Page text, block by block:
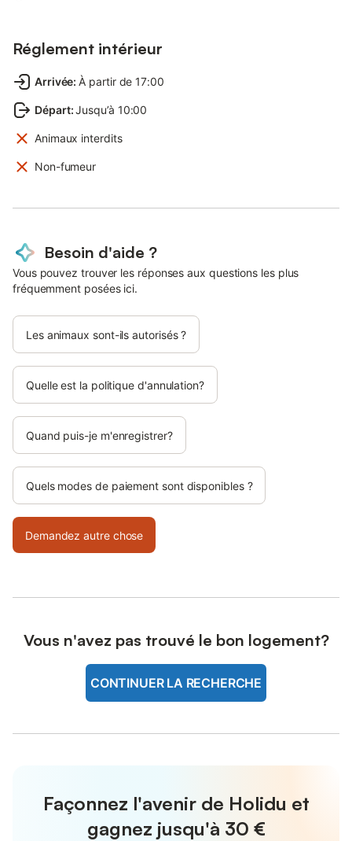
Réglement intérieur
Arrivée: À partir de 17:00
Départ:Jusqu’à 10:00
Animaux interdits
Non-fumeur
Besoin d'aide ?
Vous pouvez trouver les réponses aux questions les plus
fréquemment posées ici.
Les animaux sont-ils autorisés ?
Quelle est la politique d'annulation?
Quand puis-je m'enregistrer?
Quels modes de paiement sont disponibles ?
Demandez autre chose
Vous n'avez pas trouvé le bon logement?
CONTINUER LA RECHERCHE
Façonnez l'avenir de Holidu et
gagnez jusqu'à 30 €